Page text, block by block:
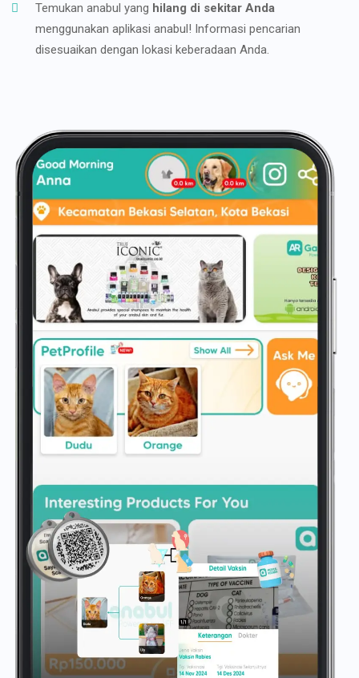
Temukan anabul yang hilang di sekitar Anda
menggunakan aplikasi anabul! Informasi pencarian
disesuaikan dengan lokasi keberadaan Anda.